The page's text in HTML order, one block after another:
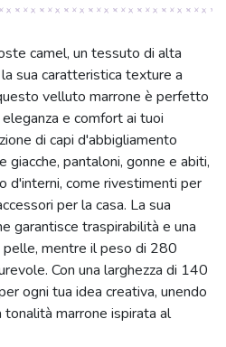
camel, un tessuto di alta
sua caratteristica texture a
velluto marrone è perfetto
e comfort ai tuoi
di capi d'abbigliamento
pantaloni, gonne e abiti,
d'interni, come rivestimenti per
per la casa. La sua
garantisce traspirabilità e una
mentre il peso di 280
Con una larghezza di 140
ogni tua idea creativa, unendo
marrone ispirata al